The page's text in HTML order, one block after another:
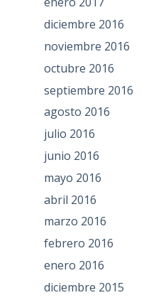
diciembre 2016
noviembre 2016
octubre 2016
septiembre 2016
agosto 2016
julio 2016
junio 2016
mayo 2016
abril 2016
marzo 2016
febrero 2016
enero 2016
diciembre 2015